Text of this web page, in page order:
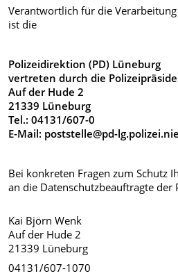
Verantwortlich für die
ist die
Polizeidirektion (PD) Lüneburg
vertreten durch die
Auf der Hude 2
21339 Lüneburg
Tel.: 04131/607-0
E-Mail: poststelle@pd-
Bei konkreten Fragen zum Schutz
an die Datenschutzbeauftragte
Kai Björn Wenk
Auf der Hude 2
21339 Lüneburg
04131/607-1070